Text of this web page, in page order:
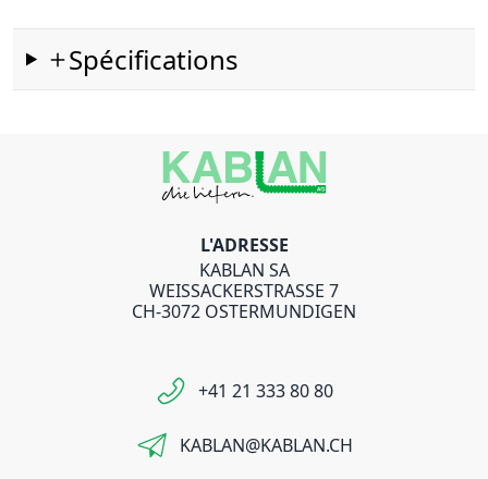
Spécifications
L'ADRESSE
KABLAN SA
WEISSACKERSTRASSE 7
CH-3072 OSTERMUNDIGEN
+41 21 333 80 80
KABLAN@KABLAN.CH